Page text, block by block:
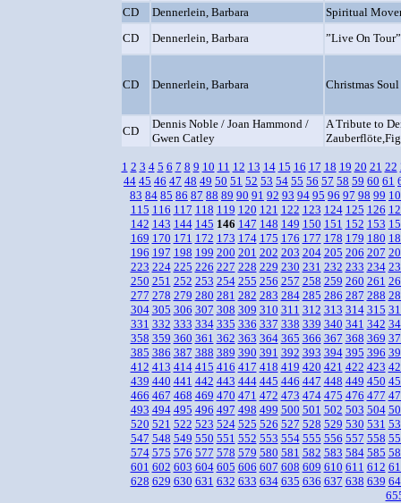
CD
Dennerlein, Barbara
Spiritual
CD
Dennerlein, Barbara ”Live On Tour”
CD Dennerlein, Barbara Christmas Soul
CD
Dennis Noble / Joan Hammond /
Gwen Catley
A Tribute to
1 2 3 4 5 6 7 8 9 10 11 12 13 14 15 16 17 18 19 20 21 22
44 45 46 47 48 49 50 51 52 53 54 55 56 57 58 59 60 61
83 84 85 86 87 88 89 90 91 92 93 94 95 96 97 98 99
115 116 117 118 119 120 121 122 123 124 125 126
142 143 144 145 146 147 148 149 150 151 152 153
169 170 171 172 173 174 175 176 177 178 179 180
196 197 198 199 200 201 202 203 204 205 206 207
223 224 225 226 227 228 229 230 231 232 233 234
250 251 252 253 254 255 256 257 258 259 260 261
277 278 279 280 281 282 283 284 285 286 287 288
304 305 306 307 308 309 310 311 312 313 314 315
331 332 333 334 335 336 337 338 339 340 341 342
358 359 360 361 362 363 364 365 366 367 368 369
385 386 387 388 389 390 391 392 393 394 395 396
412 413 414 415 416 417 418 419 420 421 422 423
439 440 441 442 443 444 445 446 447 448 449 450
466 467 468 469 470 471 472 473 474 475 476 477
493 494 495 496 497 498 499 500 501 502 503 504
520 521 522 523 524 525 526 527 528 529 530 531
547 548 549 550 551 552 553 554 555 556 557 558
574 575 576 577 578 579 580 581 582 583 584 585
601 602 603 604 605 606 607 608 609 610 611 612
628 629 630 631 632 633 634 635 636 637 638 639